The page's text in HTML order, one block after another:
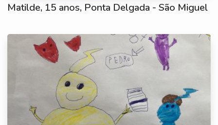
Matilde, 15 anos, Ponta Delgada - São Miguel